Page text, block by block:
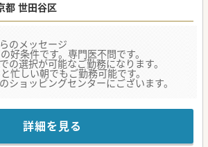
東京都 世田谷区
のメッセージ
好条件です。専門医不問です。
の選択が可能なご勤務になります。
忙しい朝でもご勤務可能です。
ョッピングセンターにございます。
詳細を見る